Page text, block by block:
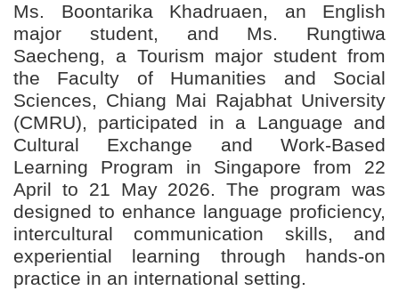
Ms. Boontarika Khadruaen, an English
major student, and Ms. Rungtiwa
Saecheng, a Tourism major student from
the Faculty of Humanities and Social
Sciences, Chiang Mai Rajabhat University
(CMRU), participated in a Language and
Cultural Exchange and Work-Based
Learning Program in Singapore from 22
April to 21 May 2026. The program was
designed to enhance language proficiency,
intercultural communication skills, and
experiential learning through hands-on
practice in an international setting.